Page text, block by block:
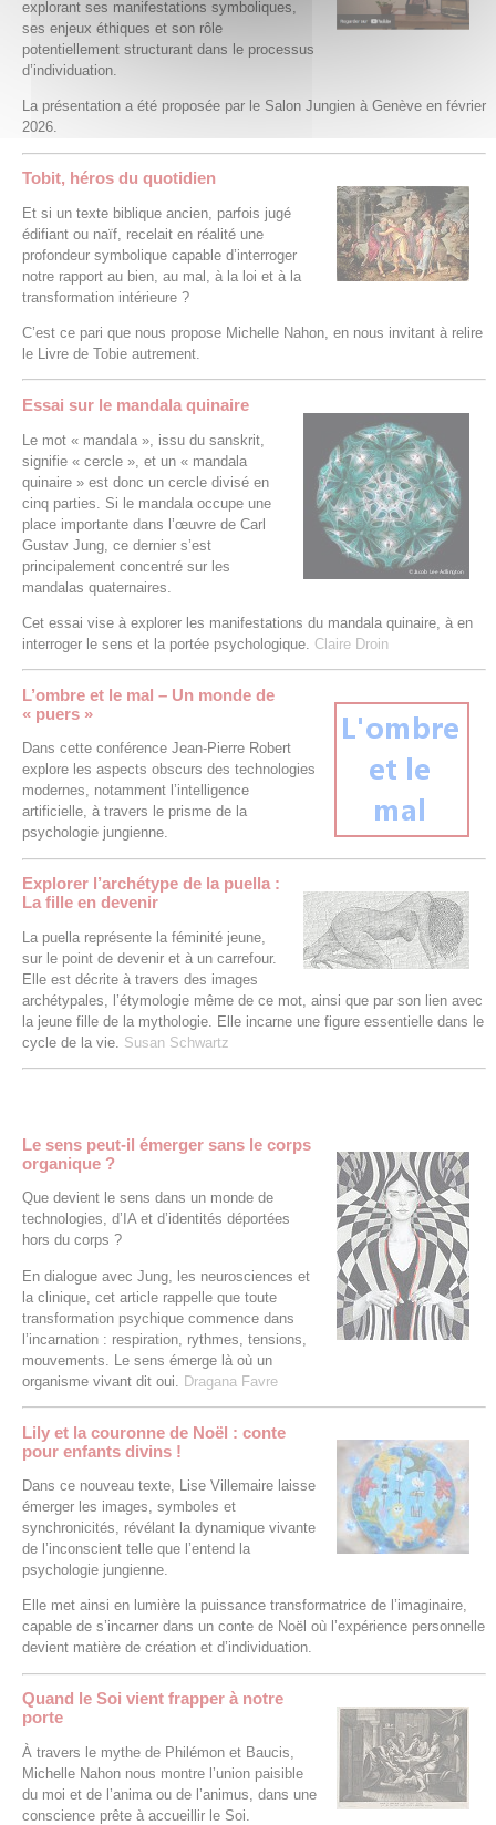
explorant ses manifestations symboliques,
ses enjeux éthiques et son rôle
potentiellement structurant dans le processus
d’individuation.
La présentation a été proposée par le Salon Jungien à Genève en février
2026.
Tobit, héros du quotidien
Et si un texte biblique ancien, parfois jugé
édifiant ou naïf, recelait en réalité une
profondeur symbolique capable d’interroger
notre rapport au bien, au mal, à la loi et à la
transformation intérieure ?
C’est ce pari que nous propose Michelle Nahon, en nous invitant à relire
le Livre de Tobie autrement.
Essai sur le mandala quinaire
Le mot « mandala », issu du sanskrit,
signifie « cercle », et un « mandala
quinaire » est donc un cercle divisé en
cinq parties. Si le mandala occupe une
place importante dans l’œuvre de Carl
Gustav Jung, ce dernier s’est
principalement concentré sur les
mandalas quaternaires.
Cet essai vise à explorer les manifestations du mandala quinaire, à en
interroger le sens et la portée psychologique. Claire Droin
L’ombre et le mal – Un monde de
« puers »
Dans cette conférence Jean-Pierre Robert
explore les aspects obscurs des technologies
modernes, notamment l’intelligence
artificielle, à travers le prisme de la
psychologie jungienne.
Explorer l’archétype de la puella :
La fille en devenir
La puella représente la féminité jeune,
sur le point de devenir et à un carrefour.
Elle est décrite à travers des images
archétypales, l’étymologie même de ce mot, ainsi que par son lien avec
la jeune fille de la mythologie. Elle incarne une figure essentielle dans le
cycle de la vie. Susan Schwartz
Le sens peut-il émerger sans le corps
organique ?
Que devient le sens dans un monde de
technologies, d’IA et d’identités déportées
hors du corps ?
En dialogue avec Jung, les neurosciences et
la clinique, cet article rappelle que toute
transformation psychique commence dans
l’incarnation : respiration, rythmes, tensions,
mouvements. Le sens émerge là où un
organisme vivant dit oui. Dragana Favre
Lily et la couronne de Noël : conte
pour enfants divins !
Dans ce nouveau texte, Lise Villemaire laisse
émerger les images, symboles et
synchronicités, révélant la dynamique vivante
de l’inconscient telle que l’entend la
psychologie jungienne.
Elle met ainsi en lumière la puissance transformatrice de l’imaginaire,
capable de s’incarner dans un conte de Noël où l’expérience personnelle
devient matière de création et d’individuation.
Quand le Soi vient frapper à notre
porte
À travers le mythe de Philémon et Baucis,
Michelle Nahon nous montre l’union paisible
du moi et de l’anima ou de l’animus, dans une
conscience prête à accueillir le Soi.